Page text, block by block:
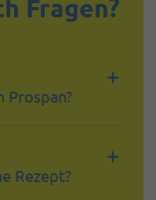
Fragen?
Prospan?
Rezept?